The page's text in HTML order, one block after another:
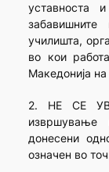
уставноста
училишта,
во кои
Македонија
2. НЕ СЕ
извршување
донесени
означен во